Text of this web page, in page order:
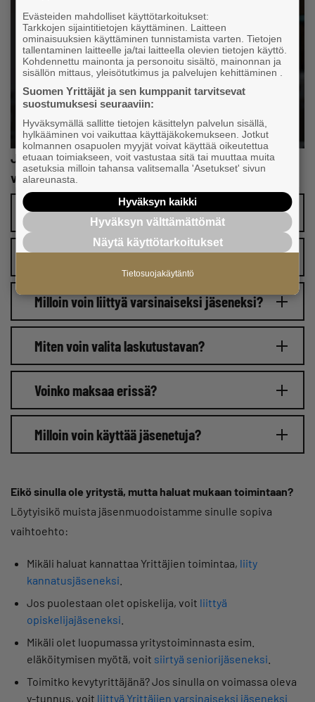
Jäikö jokin vielä mietityttämään? Katso tästä
vastaukset usein kysyttyihin kysymyksiin:
Paljonko jäsenyys maksaa?
Kuinka pitkään jäsenyys on voimassa?
Milloin voin liittyä varsinaiseksi jäseneksi?
Miten voin valita laskutustavan?
Voinko maksaa erissä?
Milloin voin käyttää jäsenetuja?
Eikö sinulla ole yritystä, mutta haluat mukaan toimintaan?
Löytyisikö muista jäsenmuodoistamme sinulle sopiva
vaihtoehto:
Mikäli haluat kannattaa Yrittäjien toimintaa, liity
kannatusjäseneksi
Jos puolestaan olet opiskelija, voit liittyä
opiskelijajäseneksi
Mikäli olet luopumassa yritystoiminnasta esim.
eläköitymisen myötä, voit siirtyä seniorijäseneksi
Toimitko kevytyrittäjänä? Jos sinulla on voimassa oleva
y-tunnus, voit liittyä Yrittäjien varsinaiseksi jäseneksi
Evästeiden mahdolliset käyttötarkoitukset:
Tarkkojen sijaintitietojen käyttäminen. Laitteen
ominaisuuksien käyttäminen tunnistamista varten. Tietojen
tallentaminen laitteelle ja/tai laitteella olevien tietojen käyttö.
Kohdennettu mainonta ja personoitu sisältö, mainonnan ja
sisällön mittaus, yleisötutkimus ja palvelujen kehittäminen .
Suomen Yrittäjät ja sen kumppanit tarvitsevat
suostumuksesi seuraaviin:
Hyväksymällä sallitte tietojen käsittelyn palvelun sisällä,
hylkääminen voi vaikuttaa käyttäjäkokemukseen. Jotkut
kolmannen osapuolen myyjät voivat käyttää oikeutettua
etuaan toimiakseen, voit vastustaa sitä tai muuttaa muita
asetuksia milloin tahansa valitsemalla 'Asetukset' sivun
alareunasta.
Hyväksyn kaikki
Hyväksyn välttämättömät
Näytä käyttötarkoitukset
Tietosuojakäytäntö